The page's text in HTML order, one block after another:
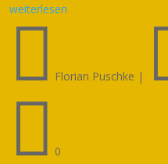
weiterlesen
 Florian Puschke |
 0